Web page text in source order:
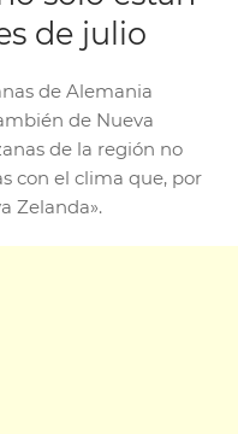
de julio
de Alemania
de Nueva
de la región no
con el clima que, por
Zelanda».